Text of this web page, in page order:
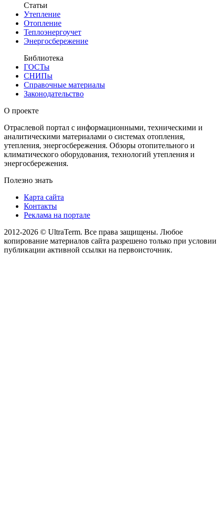
Статьи
Утепление
Отопление
Теплоэнергоучет
Энергосбережение
Библиотека
ГОСТы
СНИПы
Справочные материалы
Законодательство
О проекте
Отраслевой портал с информационными, техническими и
аналитическими материалами о системах отопления,
утепления, энергосбережения. Обзоры отопительного и
климатического оборудования, технологий утепления и
энергосбережения.
Полезно знать
Карта сайта
Контакты
Реклама на портале
2012-2026 © UltraTerm. Все права защищены. Любое
копирование материалов сайта разрешено только при условии
публикации активной ссылки на первоисточник.